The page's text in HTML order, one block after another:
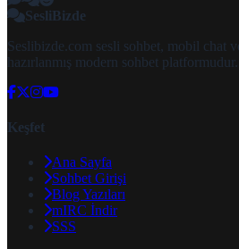
SesliBizde
Seslibizde.com sesli sohbet, mobil chat
hazırlanmış modern sohbet platformudur.
Keşfet
Ana Sayfa
Sohbet Girişi
Blog Yazıları
mIRC İndir
SSS